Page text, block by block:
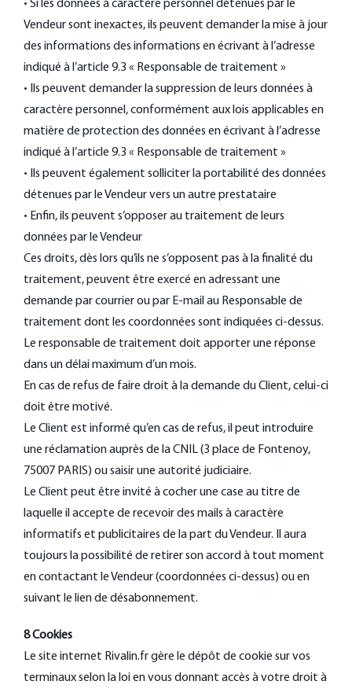
• Si les données à caractère personnel détenues par le
Vendeur sont inexactes, ils peuvent demander la mise à jour
des informations des informations en écrivant à l’adresse
indiqué à l’article 9.3 « Responsable de traitement »
• Ils peuvent demander la suppression de leurs données à
caractère personnel, conformément aux lois applicables en
matière de protection des données en écrivant à l’adresse
indiqué à l’article 9.3 « Responsable de traitement »
• Ils peuvent également solliciter la portabilité des données
détenues par le Vendeur vers un autre prestataire
• Enfin, ils peuvent s’opposer au traitement de leurs
données par le Vendeur
Ces droits, dès lors qu’ils ne s’opposent pas à la finalité du
traitement, peuvent être exercé en adressant une
demande par courrier ou par E-mail au Responsable de
traitement dont les coordonnées sont indiquées ci-dessus.
Le responsable de traitement doit apporter une réponse
dans un délai maximum d’un mois.
En cas de refus de faire droit à la demande du Client, celui-ci
doit être motivé.
Le Client est informé qu’en cas de refus, il peut introduire
une réclamation auprès de la CNIL (3 place de Fontenoy,
75007 PARIS) ou saisir une autorité judiciaire.
Le Client peut être invité à cocher une case au titre de
laquelle il accepte de recevoir des mails à caractère
informatifs et publicitaires de la part du Vendeur. Il aura
toujours la possibilité de retirer son accord à tout moment
en contactant le Vendeur (coordonnées ci-dessus) ou en
suivant le lien de désabonnement.
8 Cookies
Le site internet Rivalin.fr gère le dépôt de cookie sur vos
terminaux selon la loi en vous donnant accès à votre droit à